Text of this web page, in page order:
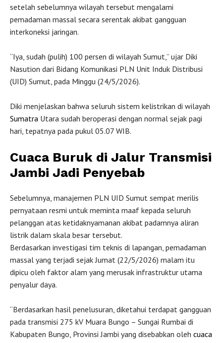
setelah sebelumnya wilayah tersebut mengalami
pemadaman massal secara serentak akibat gangguan
interkoneksi jaringan.
“Iya, sudah (pulih) 100 persen di wilayah Sumut,” ujar Diki
Nasution dari Bidang Komunikasi PLN Unit Induk Distribusi
(UID) Sumut, pada Minggu (24/5/2026).
Diki menjelaskan bahwa seluruh sistem kelistrikan di wilayah
Sumatra Utara sudah beroperasi dengan normal sejak pagi
hari, tepatnya pada pukul 05.07 WIB.
Cuaca Buruk di Jalur Transmisi
Jambi Jadi Penyebab
Sebelumnya, manajemen PLN UID Sumut sempat merilis
pernyataan resmi untuk meminta maaf kepada seluruh
pelanggan atas ketidaknyamanan akibat padamnya aliran
listrik dalam skala besar tersebut.
Berdasarkan investigasi tim teknis di lapangan, pemadaman
massal yang terjadi sejak Jumat (22/5/2026) malam itu
dipicu oleh faktor alam yang merusak infrastruktur utama
penyalur daya.
“Berdasarkan hasil penelusuran, diketahui terdapat gangguan
pada transmisi 275 kV Muara Bungo – Sungai Rumbai di
Kabupaten Bungo, Provinsi Jambi yang disebabkan oleh cuaca